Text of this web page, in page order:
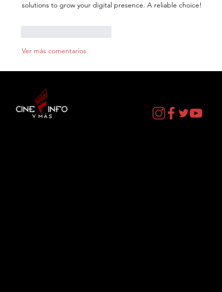
solutions to grow your digital presence. A reliable choice!
Ver más comentarios